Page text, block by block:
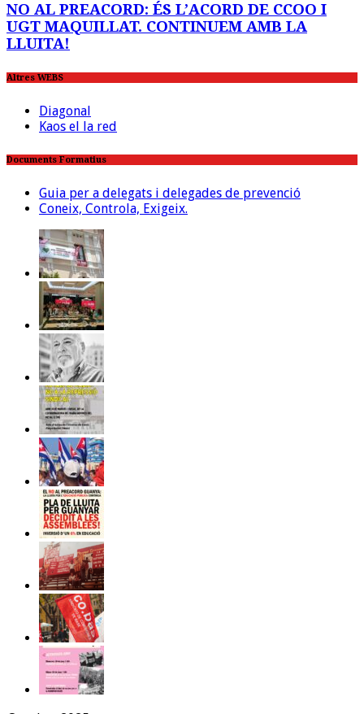
NO AL PREACORD: ÉS L’ACORD DE CCOO I
UGT MAQUILLAT. CONTINUEM AMB LA
LLUITA!
Altres WEBS
Diagonal
Kaos el la red
Documents Formatius
Guia per a delegats i delegades de prevenció
Coneix, Controla, Exigeix.